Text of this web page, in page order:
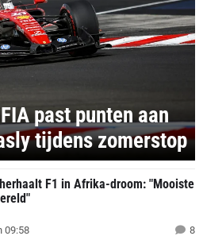
past punten aan
tijdens zomerstop
F1 in Afrika-droom: "Mooiste
09:58 8